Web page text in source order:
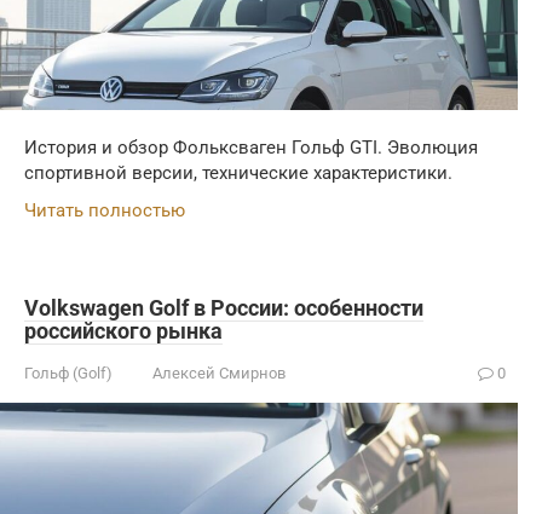
История и обзор Фольксваген Гольф GTI. Эволюция
спортивной версии, технические характеристики.
Читать полностью
Volkswagen Golf в России: особенности
российского рынка
Гольф (Golf) Алексей Смирнов 0